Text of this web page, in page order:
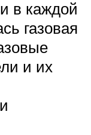
в каждой
газовая
и их